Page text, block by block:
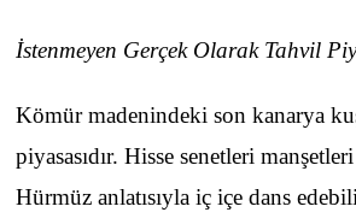
İstenmeyen Gerçek Olarak Tahvil
Kömür madenindeki son kanarya
piyasasıdır. Hisse senetleri
Hürmüz anlatısıyla iç içe dans